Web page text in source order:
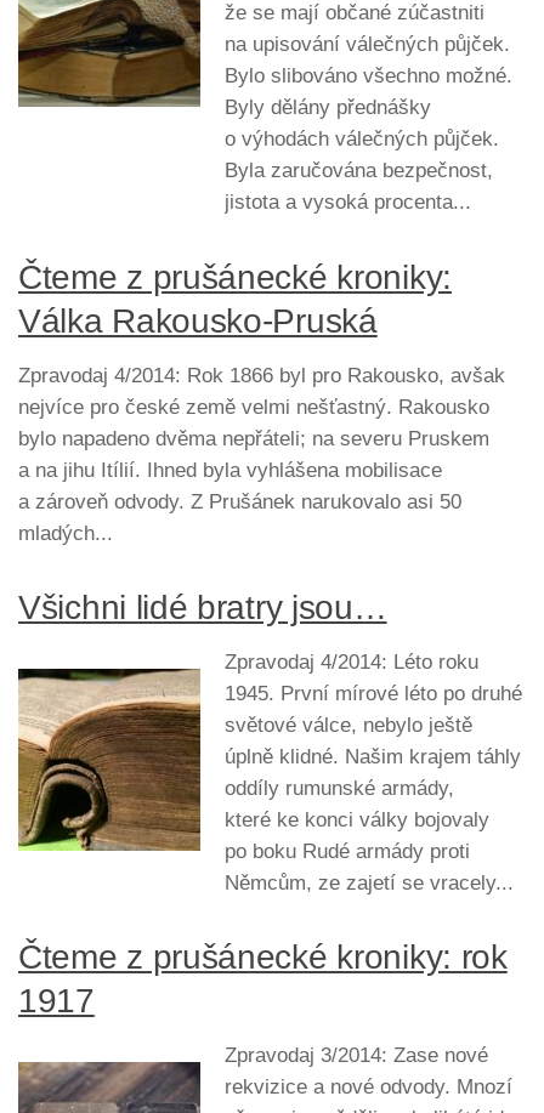
že se mají občané zúčastniti
na upisování válečných půjček.
Bylo slibováno všechno možné.
Byly dělány přednášky
o výhodách válečných půjček.
Byla zaručována bezpečnost,
jistota a vysoká procenta...
Čteme z prušánecké kroniky:
Válka Rakousko-Pruská
Zpravodaj 4/2014: Rok 1866 byl pro Rakousko, avšak
nejvíce pro české země velmi nešťastný. Rakousko
bylo napadeno dvěma nepřáteli; na severu Pruskem
a na jihu Itílií. Ihned byla vyhlášena mobilisace
a zároveň odvody. Z Prušánek narukovalo asi 50
mladých...
Všichni lidé bratry jsou…
Zpravodaj 4/2014: Léto roku
1945. První mírové léto po druhé
světové válce, nebylo ještě
úplně klidné. Našim krajem táhly
oddíly rumunské armády,
které ke konci války bojovaly
po boku Rudé armády proti
Němcům, ze zajetí se vracely...
Čteme z prušánecké kroniky: rok
1917
Zpravodaj 3/2014: Zase nové
rekvizice a nové odvody. Mnozí